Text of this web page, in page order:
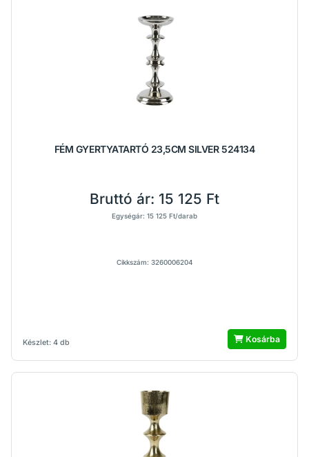
FÉM GYERTYATARTÓ 23,5CM SILVER 524134
Készlet: 4 db
Bruttó ár: 15 125 Ft
Egységár: 15 125 Ft/darab
Cikkszám: 3260006204
Kosárba